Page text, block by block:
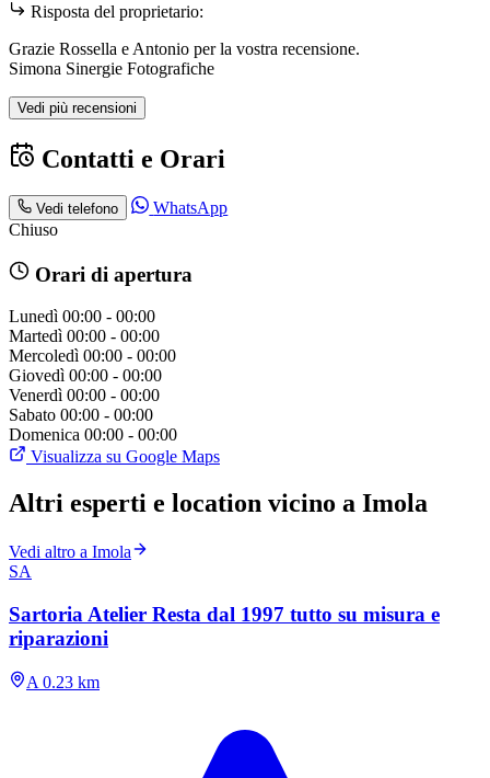
Risposta del proprietario:
Grazie Rossella e Antonio per la vostra recensione.
Simona Sinergie Fotografiche
Vedi più recensioni
Contatti e Orari
Vedi telefono
WhatsApp
Chiuso
Orari di apertura
Lunedì 00:00 - 00:00
Martedì 00:00 - 00:00
Mercoledì 00:00 - 00:00
Giovedì 00:00 - 00:00
Venerdì 00:00 - 00:00
Sabato 00:00 - 00:00
Domenica 00:00 - 00:00
Visualizza su Google Maps
Altri esperti e location vicino a Imola
Vedi altro a Imola
SA
Sartoria Atelier Resta dal 1997 tutto su misura e
riparazioni
A 0.23 km